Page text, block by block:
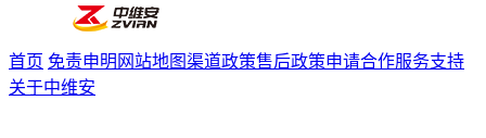
首页 免责申明 网站地图渠道政策售后政策申请合作服务支持
关于中维安